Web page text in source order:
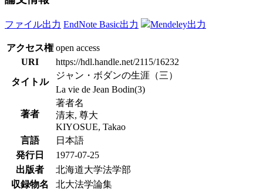
ファイル出力 EndNote Basic出力 Mendeley出力
アクセス権 open access
URI
https://hdl.handle.net/2115/16232
タイトル
ジャン・ボダンの生涯（三）
La vie de Jean Bodin(3)
著者
著者名
清末, 尊大
KIYOSUE, Takao
言語
日本語
発行日
1977-07-25
出版者
北海道大学法学部
収録物名
北大法学論集